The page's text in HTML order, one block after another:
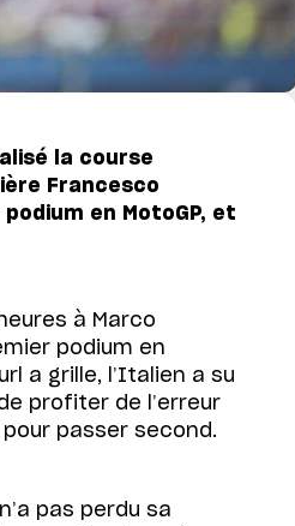
la course
Francesco
en MotoGP, et
à Marco
podium en
a grille, l’Italien a su
profiter de l’erreur
passer second.
pas perdu sa